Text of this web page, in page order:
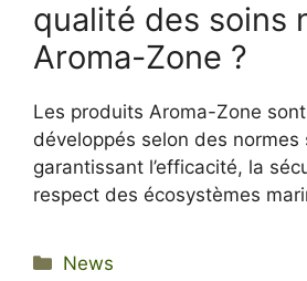
qualité des soins
Aroma-Zone ?
Les produits Aroma-Zone
développés selon des normes
garantissant l’efficacité, la
respect des écosystèmes
Categories
News